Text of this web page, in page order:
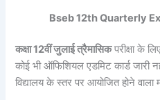
Bseb 12th Quarterly
कक्षा 12वीं जुलाई त्रैमासिकपरीक्षा के
कोई भी ऑफिशियल एडमिट कार्ड जारी
विद्यालय के स्तर पर आयोजित होने